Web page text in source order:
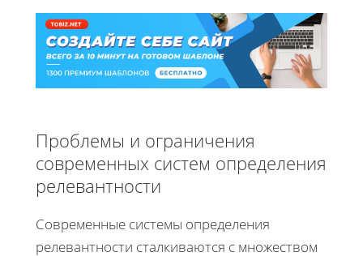
Проблемы и ограничения
современных систем определения
релевантности
Современные системы определения
релевантности сталкиваются с множеством